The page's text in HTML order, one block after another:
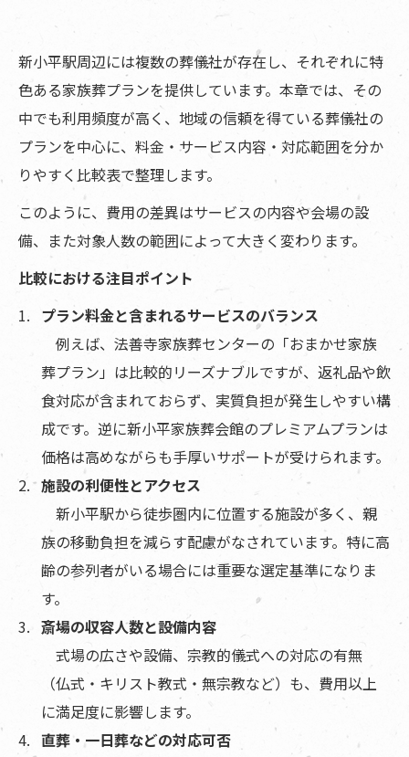
新小平駅周辺には複数の葬儀社が存在し、それぞれに特
色ある家族葬プランを提供しています。本章では、その
中でも利用頻度が高く、地域の信頼を得ている葬儀社の
プランを中心に、料金・サービス内容・対応範囲を分か
りやすく比較表で整理します。
このように、費用の差異はサービスの内容や会場の設
備、また対象人数の範囲によって大きく変わります。
比較における注目ポイント
プラン料金と含まれるサービスのバランス
例えば、法善寺家族葬センターの「おまかせ家族
葬プラン」は比較的リーズナブルですが、返礼品や飲
食対応が含まれておらず、実質負担が発生しやすい構
成です。逆に新小平家族葬会館のプレミアムプランは
価格は高めながらも手厚いサポートが受けられます。
施設の利便性とアクセス
新小平駅から徒歩圏内に位置する施設が多く、親
族の移動負担を減らす配慮がなされています。特に高
齢の参列者がいる場合には重要な選定基準になりま
す。
斎場の収容人数と設備内容
式場の広さや設備、宗教的儀式への対応の有無
（仏式・キリスト教式・無宗教など）も、費用以上
に満足度に影響します。
直葬・一日葬などの対応可否